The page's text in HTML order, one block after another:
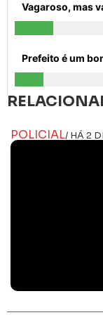
Vagaroso, mas
Prefeito é um
POLICIAL/ HÁ 2